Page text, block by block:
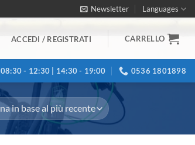
Newsletter Languages
ACCEDI / REGISTRATI CARRELLO
08:30 - 12:30 | 14:30 - 19:00 0536 1801898